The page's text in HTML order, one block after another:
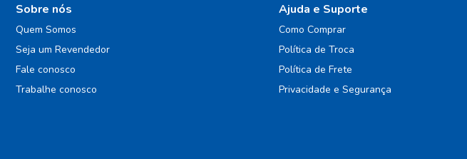
Sobre nós
Quem Somos
Seja um Revendedor
Fale conosco
Trabalhe conosco
Ajuda e Suporte
Como Comprar
Política de Troca
Política de Frete
Privacidade e Segurança